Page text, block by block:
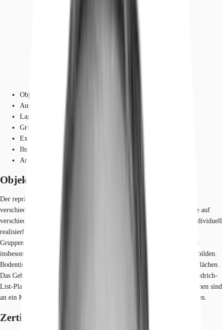
Objekt
Ausstattung
Lage und Verkehrsanbindung
Grundrisse
Exposé herunterladen
Ihr Kontakt
Anfrage senden
Objekt
Der repräsentative Eckbau im „Graphischen Viertel“ bietet mehrere
verschieden große Flächen von 162 m² bis 1.655 m². Verteilt sind diese auf
verschiedenen Etagen und Bauteilen. Die Aufteilung der Flächen ist individuell
realisierbar und ermöglicht sowohl die Darstellung von Einzel- und
Gruppenbüros als auch von Open-Space-Konzepten. Hervorzuheben ist
insbesondere die Möglichkeit große, zusammenhängende Flächen abzubilden.
Bodentiefe Fensterfronten garantieren ausreichend Tageslicht auf den Flächen.
Das Gebäude verfügt über einen eindrucksvollen Haupteingang am Friedrich-
List-Platz. Darüber hinaus existiert im Gebäude eine Kantine. Die Flächen sind
an ein Kühlsystem angeschlossen. Parkplätze sind ausreichend vorhanden.
Zertifizierungen